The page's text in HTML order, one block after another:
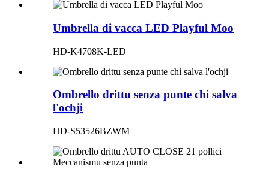
Umbrella di vacca LED Playful Moo
HD-K4708K-LED
Ombrello drittu senza punte chì salva
l'ochji
HD-S53526BZWM